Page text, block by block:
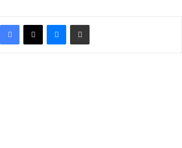
Facebook
X Messenger
Condividi via Email